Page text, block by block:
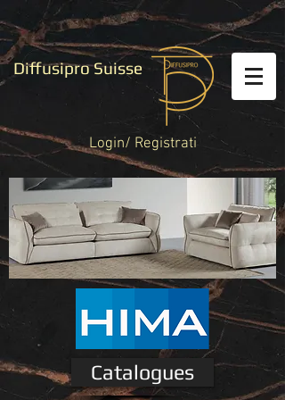
Diffusipro Suisse
Login/ Registrati
Catalogues